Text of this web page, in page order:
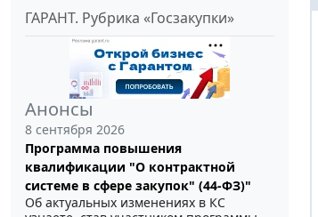
ГАРАНТ. Рубрика «Госзакупки»
Анонсы
8 сентября 2026
Программа повышения
квалификации "О контрактной
системе в сфере закупок" (44-ФЗ)"
Об актуальных изменениях в КС